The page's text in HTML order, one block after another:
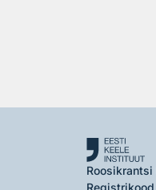
Roosikrantsi